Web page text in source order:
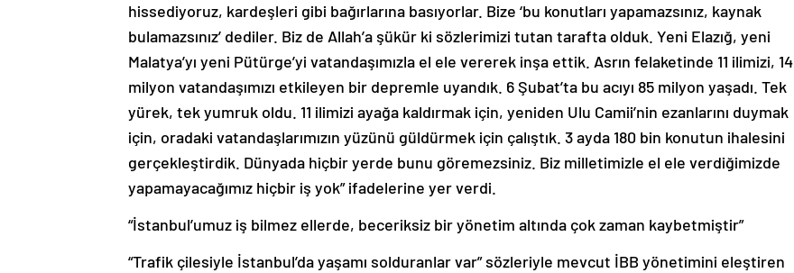
hissediyoruz, kardeşleri gibi bağırlarına basıyorlar. Bize ‘bu konutları yapamazsınız, kaynak
bulamazsınız’ dediler. Biz de Allah’a şükür ki sözlerimizi tutan tarafta olduk. Yeni Elazığ, yeni
Malatya’yı yeni Pütürge’yi vatandaşımızla el ele vererek inşa ettik. Asrın felaketinde 11 ilimizi, 14
milyon vatandaşımızı etkileyen bir depremle uyandık. 6 Şubat’ta bu acıyı 85 milyon yaşadı. Tek
yürek, tek yumruk oldu. 11 ilimizi ayağa kaldırmak için, yeniden Ulu Camii’nin ezanlarını duymak
için, oradaki vatandaşlarımızın yüzünü güldürmek için çalıştık. 3 ayda 180 bin konutun ihalesini
gerçekleştirdik. Dünyada hiçbir yerde bunu göremezsiniz. Biz milletimizle el ele verdiğimizde
yapamayacağımız hiçbir iş yok” ifadelerine yer verdi.
“İstanbul’umuz iş bilmez ellerde, beceriksiz bir yönetim altında çok zaman kaybetmiştir”
“Trafik çilesiyle İstanbul’da yaşamı solduranlar var” sözleriyle mevcut İBB yönetimini eleştiren